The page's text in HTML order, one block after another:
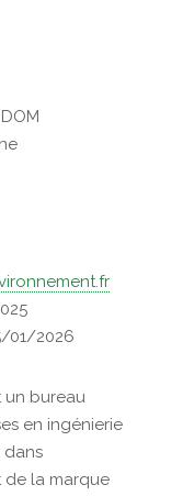
01/2026
un bureau
en ingénierie
dans
de la marque